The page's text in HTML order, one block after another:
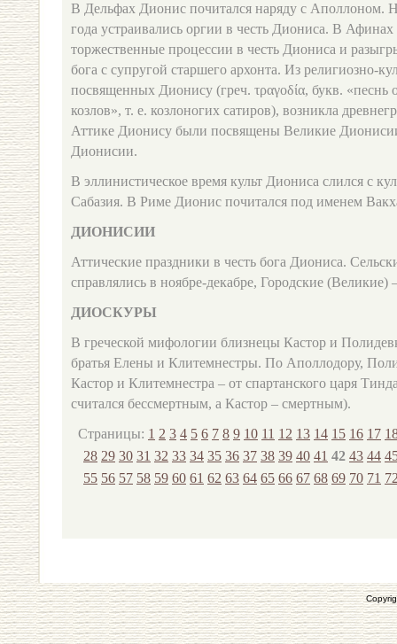
В Дельфах Дионис почитался наряду с Аполлоном.
года устраивались оргии в честь Диониса. В Афинах
торжественные процессии в честь Диониса и
бога с супругой старшего архонта. Из
посвященных Дионису (греч. τραγοδία, букв. «песнь
козлов», т. е. козлоногих сатиров), возникла
Аттике Дионису были посвящены Великие
Дионисии.
В эллинистическое время культ Диониса слился с
Сабазия. В Риме Дионис почитался под именем
ДИОНИСИИ
Аттические праздники в честь бога Диониса.
справлялись в ноябре‑декабре, Городские (Великие)
ДИОСКУРЫ
В греческой мифологии близнецы Кастор и
братья Елены и Клитемнестры. По Аполлодору,
Кастор и Клитемнестра – от спартанского царя
считался бессмертным, а Кастор – смертным).
Страницы: 1 2 3 4 5 6 7 8 9 10 11 12 13 14 15 16 17
28 29 30 31 32 33 34 35 36 37 38 39 40 41 42 43 44
55 56 57 58 59 60 61 62 63 64 65 66 67 68 69 70 71